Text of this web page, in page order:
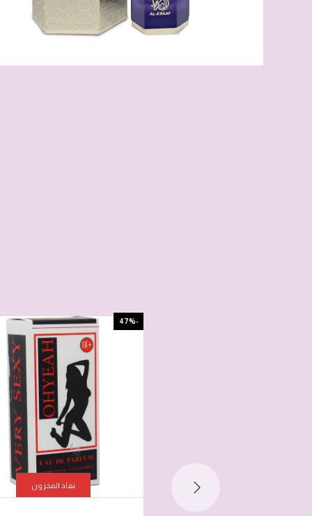
-47%
نفاذ المخزون